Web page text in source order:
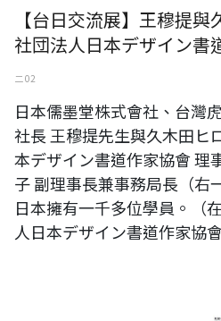
【台日交流展】王穆提
社団法人日本デザイン書
二 02
日本儒墨堂株式會社、台灣
社長 王穆提先生與久木田ヒ
本デザイン書道作家協會 理
子 副理事長兼事務局長（右
日本擁有一千多位學員。（
人日本デザイン書道作家協會